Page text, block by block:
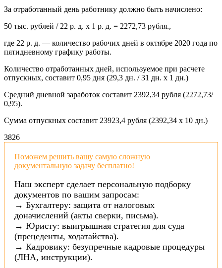
За отработанный день работнику должно быть начислено:
50 тыс. рублей / 22 р. д. x 1 р. д. = 2272,73 рубля.,
где 22 р. д. — количество рабочих дней в октябре 2020 года по
пятидневному графику работы.
Количество отработанных дней, используемое при расчете
отпускных, составит 0,95 дня (29,3 дн. / 31 дн. x 1 дн.)
Средний дневной заработок составит 2392,34 рубля (2272,73/
0,95).
Сумма отпускных составит 23923,4 рубля (2392,34 x 10 дн.)
3826
Поможем решить вашу самую сложную
документальную задачу бесплатно!
Наш эксперт сделает персональную подборку
документов по вашим запросам:
→ Бухгалтеру: защита от налоговых
доначислений (акты сверки, письма).
→ Юристу: выигрышная стратегия для суда
(прецеденты, ходатайства).
→ Кадровику: безупречные кадровые процедуры
(ЛНА, инструкции).